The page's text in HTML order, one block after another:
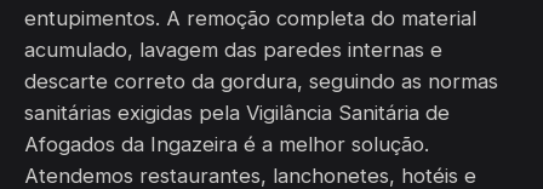
entupimentos. A remoção completa do material
acumulado, lavagem das paredes internas e
descarte correto da gordura, seguindo as normas
sanitárias exigidas pela Vigilância Sanitária de
Afogados da Ingazeira é a melhor solução.
Atendemos restaurantes, lanchonetes, hotéis e